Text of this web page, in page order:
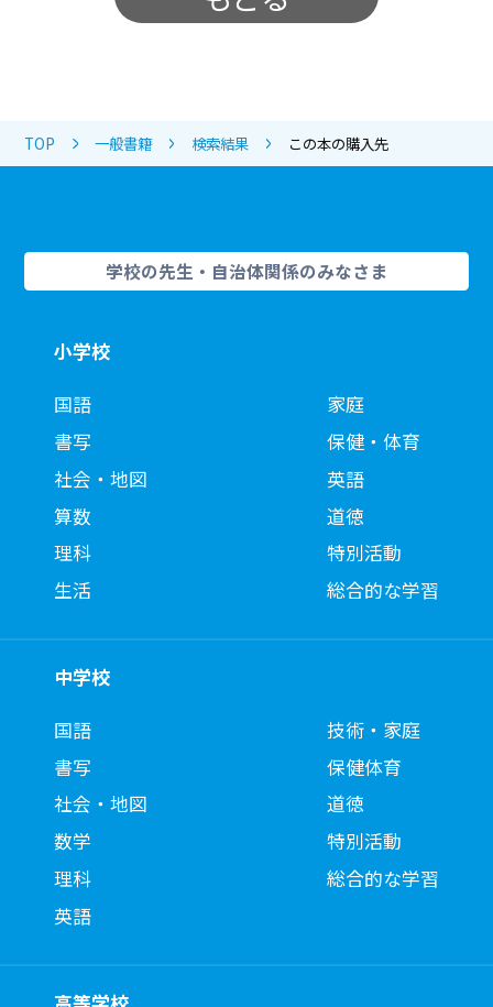
TOP 一般書籍 検索結果 この本の購入先
学校の先生・自治体関係のみなさま
小学校
国語
書写
社会・地図
算数
理科
生活
家庭
保健・体育
英語
道徳
特別活動
総合的な学習
中学校
国語
書写
社会・地図
数学
理科
英語
技術・家庭
保健体育
道徳
特別活動
総合的な学習